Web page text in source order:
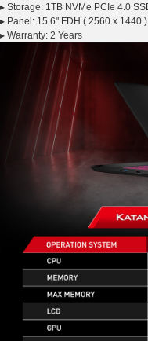
▸ Storage: 1TB NVMe PCIe 4.0
▸ Panel: 15.6" FDH ( 2560 x 1440
▸ Warranty: 2 Years